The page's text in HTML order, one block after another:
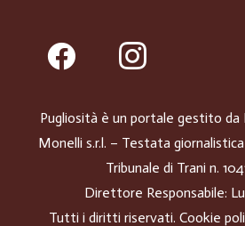
Pugliosità è un portale gestito da
Monelli s.r.l. – Testata
Tribunale di Trani n.
Direttore Responsabile:
Tutti i diritti riservati. Cookie